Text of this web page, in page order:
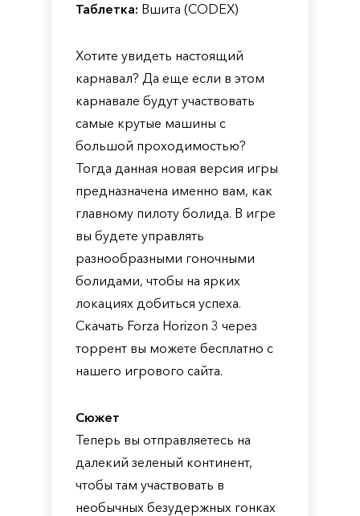
Таблетка: Вшита (CODEX)
Хотите увидеть настоящий
карнавал? Да еще если в этом
карнавале будут участвовать
самые крутые машины с
большой проходимостью?
Тогда данная новая версия игры
предназначена именно вам, как
главному пилоту болида. В игре
вы будете управлять
разнообразными гоночными
болидами, чтобы на ярких
локациях добиться успеха.
Скачать Forza Horizon 3 через
торрент вы можете бесплатно с
нашего игрового сайта.
Сюжет
Теперь вы отправляетесь на
далекий зеленый континент,
чтобы там участвовать в
необычных безудержных гонках